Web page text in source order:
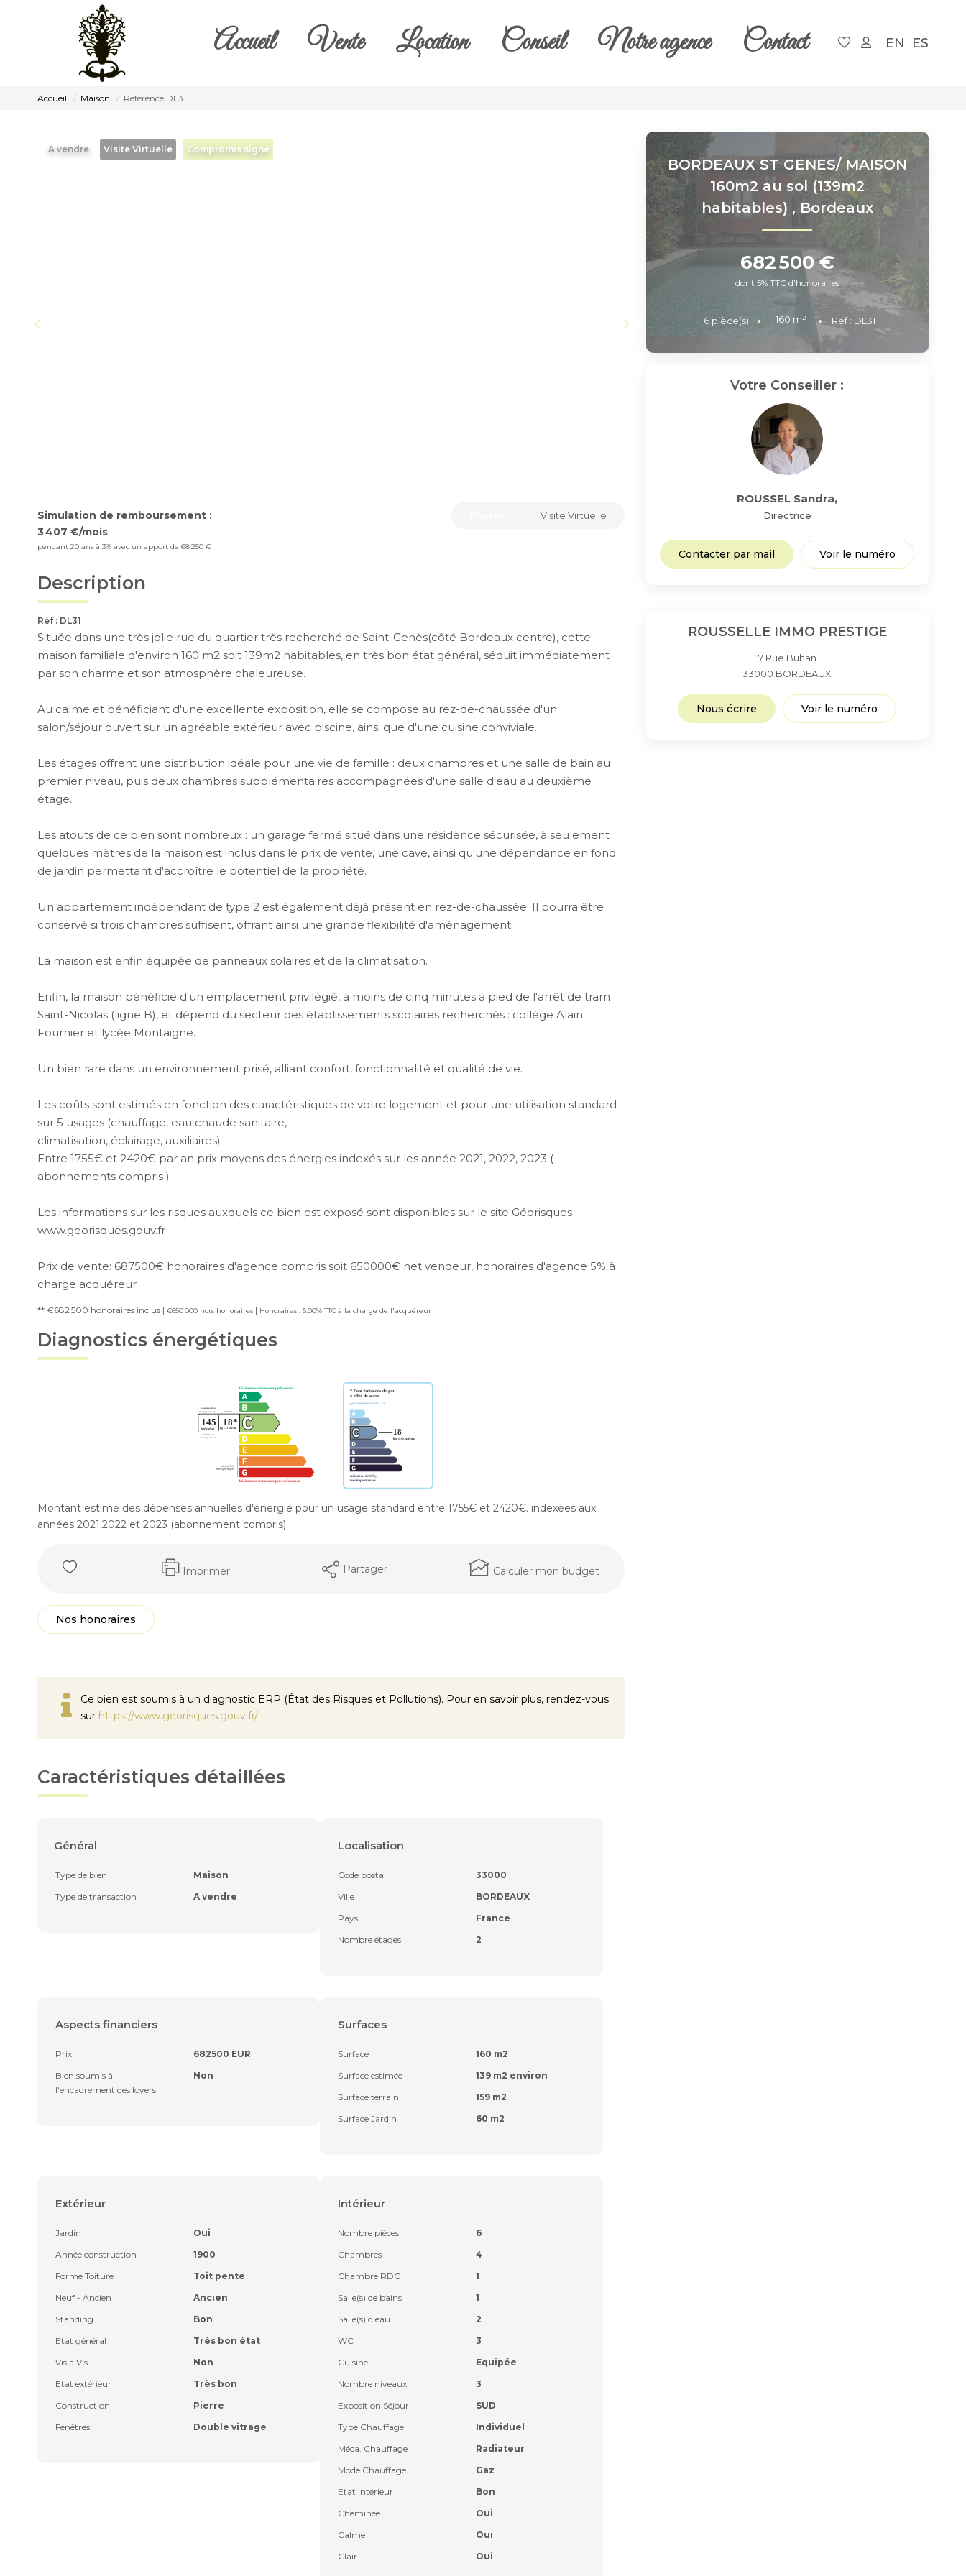
Accueil Vente Location Conseil Notre agence Contact EN ES
Accueil Maison Référence DL31
A vendre Visite Virtuelle Compromis signé
Simulation de remboursement :
3 407 €/mois
pendant 20 ans à 3% avec un apport de 68 250 €
Visite Virtuelle
Description
Réf : DL31
Située dans une très jolie rue du quartier très recherché de Saint-Genès(côté Bordeaux centre), cette
maison familiale d'environ 160 m2 soit 139m2 habitables, en très bon état général, séduit immédiatement
par son charme et son atmosphère chaleureuse.
Au calme et bénéficiant d'une excellente exposition, elle se compose au rez-de-chaussée d'un
salon/séjour ouvert sur un agréable extérieur avec piscine, ainsi que d'une cuisine conviviale.
Les étages offrent une distribution idéale pour une vie de famille : deux chambres et une salle de bain au
premier niveau, puis deux chambres supplémentaires accompagnées d'une salle d'eau au deuxième
étage.
Les atouts de ce bien sont nombreux : un garage fermé situé dans une résidence sécurisée, à seulement
quelques mètres de la maison est inclus dans le prix de vente, une cave, ainsi qu'une dépendance en fond
de jardin permettant d'accroître le potentiel de la propriété.
Un appartement indépendant de type 2 est également déjà présent en rez-de-chaussée. Il pourra être
conservé si trois chambres suffisent, offrant ainsi une grande flexibilité d'aménagement.
La maison est enfin équipée de panneaux solaires et de la climatisation.
Enfin, la maison bénéficie d'un emplacement privilégié, à moins de cinq minutes à pied de l'arrêt de tram
Saint-Nicolas (ligne B), et dépend du secteur des établissements scolaires recherchés : collège Alain
Fournier et lycée Montaigne.
Un bien rare dans un environnement prisé, alliant confort, fonctionnalité et qualité de vie.
Les coûts sont estimés en fonction des caractéristiques de votre logement et pour une utilisation standard
sur 5 usages (chauffage, eau chaude sanitaire,
climatisation, éclairage, auxiliaires)
Entre 1755€ et 2420€ par an prix moyens des énergies indexés sur les année 2021, 2022, 2023 (
abonnements compris )
Les informations sur les risques auxquels ce bien est exposé sont disponibles sur le site Géorisques :
www.georisques.gouv.fr
Prix de vente: 687500€ honoraires d'agence compris soit 650000€ net vendeur, honoraires d'agence 5% à
charge acquéreur
** €682 500 honoraires inclus | €650 000 hors honoraires | Honoraires : 5.00% TTC à la charge de l'acquéreur
Diagnostics énergétiques
Montant estimé des dépenses annuelles d'énergie pour un usage standard entre 1755€ et 2420€. indexées aux
années 2021,2022 et 2023 (abonnement compris).
Imprimer Partager Calculer mon budget
Nos honoraires
Ce bien est soumis à un diagnostic ERP (État des Risques et Pollutions). Pour en savoir plus, rendez-vous
sur https://www.georisques.gouv.fr/
Caractéristiques détaillées
Général
Type de bien
Maison
Type de transaction
A vendre
Localisation
Code postal
33000
Ville
BORDEAUX
Pays
France
Nombre étages
2
Aspects financiers
Prix
682500 EUR
Bien soumis à
l'encadrement des loyers
Non
Surfaces
Surface
160 m2
Surface estimée
139 m2 environ
Surface terrain
159 m2
Surface Jardin
60 m2
Extérieur
Jardin
Oui
Année construction
1900
Forme Toiture
Toit pente
Neuf - Ancien
Ancien
Standing
Bon
Etat général
Très bon état
Vis à Vis
Non
Etat extérieur
Très bon
Construction
Pierre
Fenêtres
Double vitrage
Intérieur
Nombre pièces
6
Chambres
4
Chambre RDC
1
Salle(s) de bains
1
Salle(s) d'eau
2
WC
3
Cuisine
Equipée
Nombre niveaux
3
Exposition Séjour
SUD
Type Chauffage
Individuel
Méca. Chauffage
Radiateur
Mode Chauffage
Gaz
Etat intérieur
Bon
Cheminée
Oui
Calme
Oui
Clair
Oui
BORDEAUX ST GENES/ MAISON
160m2 au sol (139m2
habitables) , Bordeaux
682 500 €
dont 5% TTC d'honoraires
6 pièce(s) 160 m² Réf : DL31
ROUSSELLE IMMO PRESTIGE
7 Rue Buhan
33000 BORDEAUX
Nous écrire Voir le numéro
Votre Conseiller :
ROUSSEL Sandra,
Directrice
Contacter par mail Voir le numéro